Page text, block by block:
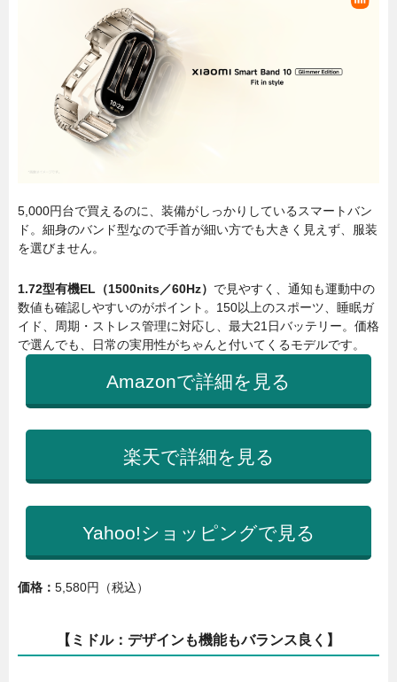
5,000円台で買えるのに、装備がしっかりしているスマートバン
ド。細身のバンド型なので手首が細い方でも大きく見えず、服装
を選びません。
1.72型有機EL（1500nits／60Hz） で見やすく、通知も運動中の
数値も確認しやすいのがポイント。150以上のスポーツ、睡眠ガ
イド、周期・ストレス管理に対応し、最大21日バッテリー。価格
で選んでも、日常の実用性がちゃんと付いてくるモデルです。
Amazonで詳細を見る
楽天で詳細を見る
Yahoo!ショッピングで見る
価格： 5,580円（税込）
【ミドル：デザインも機能もバランス良く】